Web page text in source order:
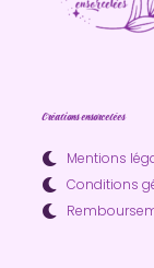
Créations ensorcelées
Mentions
Conditions